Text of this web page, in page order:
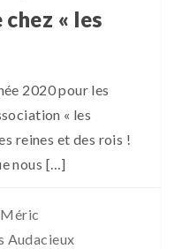
« les
2020 pour les
« les
reines et des rois !
nous […]
Audacieux